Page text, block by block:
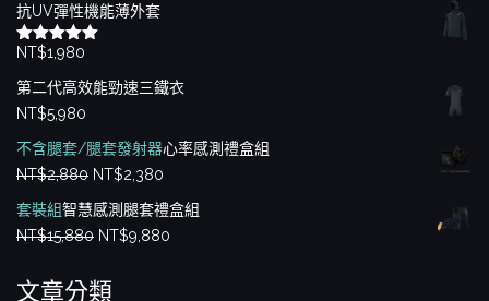
抗UV彈性機能薄外套
評分5.00
NT$1,980
第二代高效能勁速三鐵衣
NT$5,980
不含腿套/腿套發射器心率感測禮盒組
NT$2,880 原
始
價
NT$2,880。
NT$2,380
前
套裝組智慧感測腿套禮盒組
NT$15,880 原
價
NT$9,880
文章分類